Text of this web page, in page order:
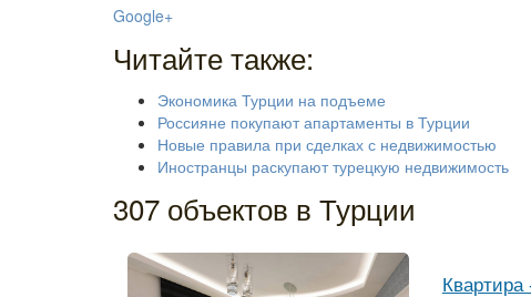
Google+
Читайте также:
Экономика Турции на подъеме
Россияне покупают апартаменты в Турции
Новые правила при сделках с недвижимостью
Иностранцы раскупают турецкую недвижимость
307 объектов в Турции